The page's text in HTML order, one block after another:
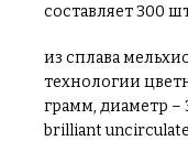
составляет 300
из сплава
технологии
грамм, диаметр –
brilliant